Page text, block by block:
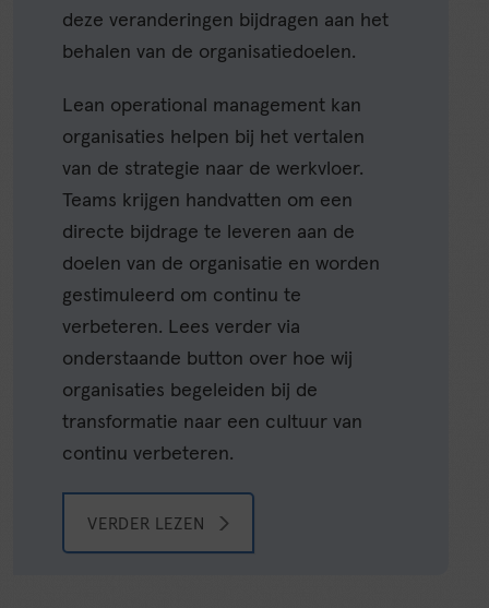
deze veranderingen bijdragen aan het
behalen van de organisatiedoelen.
Lean operational management kan
organisaties helpen bij het vertalen
van de strategie naar de werkvloer.
Teams krijgen handvatten om een
directe bijdrage te leveren aan de
doelen van de organisatie en worden
gestimuleerd om continu te
verbeteren. Lees verder via
onderstaande button over hoe wij
organisaties begeleiden bij de
transformatie naar een cultuur van
continu verbeteren.
VERDER LEZEN